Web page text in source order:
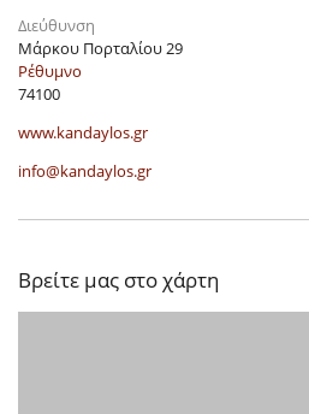
Διεύθυνση
Μάρκου Πορταλίου 29
Ρέθυμνο
74100
www.kandaylos.gr
info@kandaylos.gr
Βρείτε μας στο χάρτη